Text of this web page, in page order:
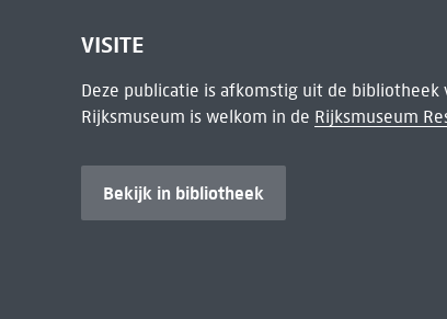
VISITE
Deze publicatie is afkomstig uit de
Rijksmuseum is welkom in de Rijksmuseum
Bekijk in bibliotheek